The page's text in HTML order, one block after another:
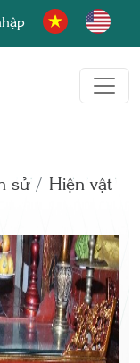
sử Hiện vật